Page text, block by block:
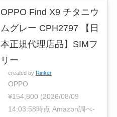
OPPO Find X9 チタニウ
ムグレー CPH2797 【日
本正規代理店品】SIMフ
リー
created by Rinker
OPPO
¥154,800 (2026/08/09
14:03:58時点 Amazon調べ-